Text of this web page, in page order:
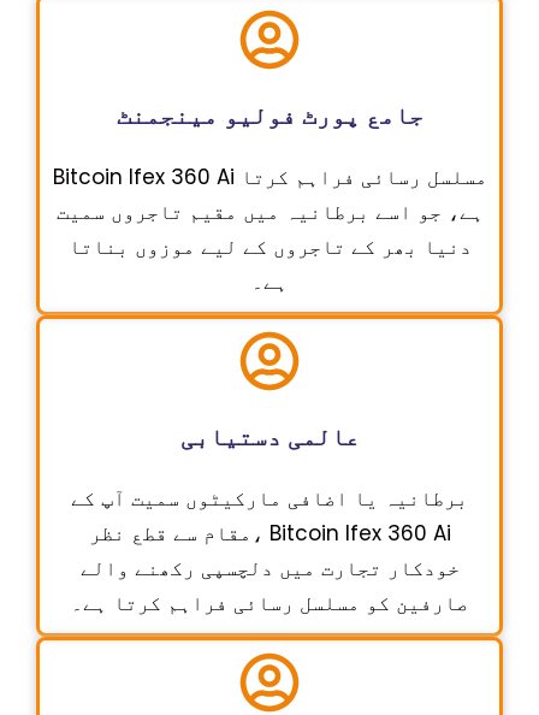
جامع پورٹ فولیو مینجمنٹ
Bitcoin Ifex 360 Ai مسلسل رسائی فراہم کرتا
ہے، جو اسے برطانیہ میں مقیم تاجروں سمیت
دنیا بھر کے تاجروں کے لیے موزوں بناتا
ہے۔
عالمی دستیابی
برطانیہ یا اضافی مارکیٹوں سمیت آپ کے
مقام سے قطع نظر، Bitcoin Ifex 360 Ai
خودکار تجارت میں دلچسپی رکھنے والے
صارفین کو مسلسل رسائی فراہم کرتا ہے۔